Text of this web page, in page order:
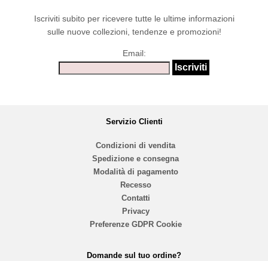
Iscriviti subito per ricevere tutte le ultime informazioni
sulle nuove collezioni, tendenze e promozioni!
Email:
Servizio Clienti
Condizioni di vendita
Spedizione e consegna
Modalità di pagamento
Recesso
Contatti
Privacy
Preferenze GDPR Cookie
Domande sul tuo ordine?